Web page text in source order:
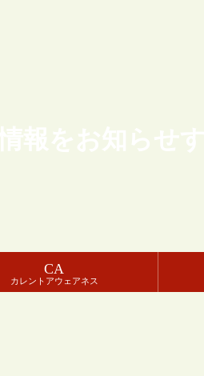
報をお知らせ
CA
カレントアウェアネス